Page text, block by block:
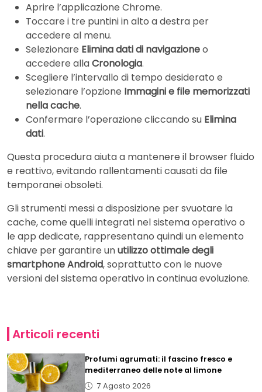
Aprire l’applicazione Chrome.
Toccare i tre puntini in alto a destra per
accedere al menu.
Selezionare Elimina dati di navigazioneo
accedere allaCronologia.
Scegliere l’intervallo di tempo desiderato e
selezionare l’opzione Immagini e file memorizzati
nella cache.
Confermare l’operazione cliccando su Elimina
dati.
Questa procedura aiuta a mantenere il browser fluido
e reattivo, evitando rallentamenti causati da file
temporanei obsoleti.
Gli strumenti messi a disposizione per svuotare la
cache, come quelli integrati nel sistema operativo o
le app dedicate, rappresentano quindi un elemento
chiave per garantire unutilizzo ottimale degli
smartphone Android, soprattutto con le nuove
versioni del sistema operativo in continua evoluzione.
Articoli recenti
Profumi agrumati: il fascino fresco e
mediterraneo delle note al limone
7 Agosto 2026